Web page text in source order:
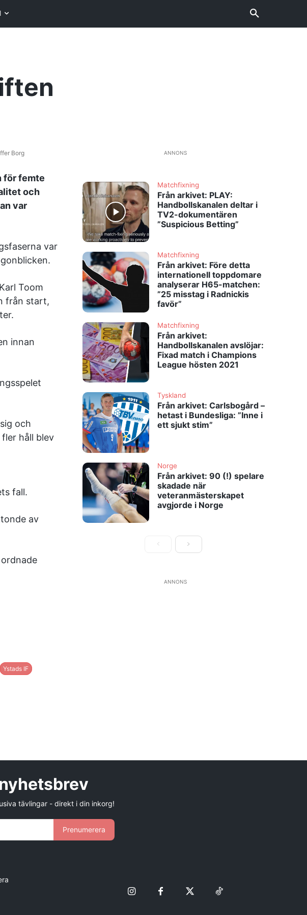
Borg
för femte
och
var
var
Toom
från start,
innan
och
håll blev
fall.
av
Ystads IF
ANNONS
Matchfixning
Från arkivet: PLAY:
Handbollskanalen deltar i
TV2-dokumentären
”Suspicious Betting”
Matchfixning
Från arkivet: Före detta
internationell toppdomare
analyserar H65-matchen:
”25 misstag i Radnickis
favör”
Matchfixning
Från arkivet:
Handbollskanalen avslöjar:
Fixad match i Champions
League hösten 2021
Tyskland
Från arkivet: Carlsbogård –
hetast i Bundesliga: ”Inne i
ett sjukt stim”
Norge
Från arkivet: 90 (!) spelare
skadade när
veteranmästerskapet
avgjorde i Norge
ANNONS
tävlingar - direkt i din inkorg!
Prenumerera